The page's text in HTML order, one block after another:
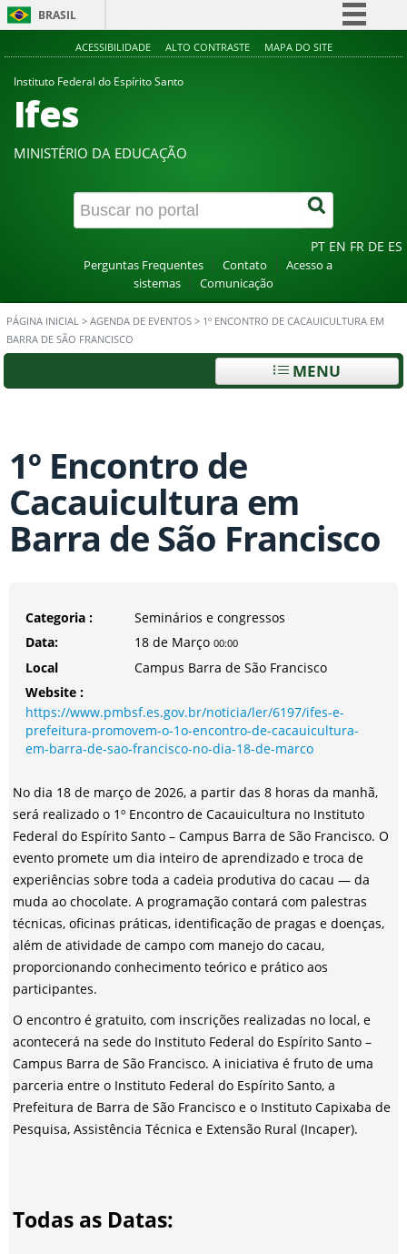
BRASIL
Simplifique!
Canais
ACESSIBILIDADE ALTO CONTRASTE MAPA DO SITE
Instituto Federal do Espírito Santo
Ifes
MINISTÉRIO DA EDUCAÇÃO
PT EN FR DE ES
Perguntas Frequentes Contato
Acesso a
sistemas
Comunicação
PÁGINA INICIAL > AGENDA DE EVENTOS > 1º ENCONTRO DE CACAUICULTURA EM
BARRA DE SÃO FRANCISCO
MENU
1º Encontro de
Cacauicultura em
Barra de São Francisco
Categoria :
Seminários e congressos
Data:
18 de Março 00:00
Local
Campus Barra de São Francisco
Website :
https://www.pmbsf.es.gov.br/noticia/ler/6197/ifes-e-
prefeitura-promovem-o-1o-encontro-de-cacauicultura-
em-barra-de-sao-francisco-no-dia-18-de-marco
No dia 18 de março de 2026, a partir das 8 horas da manhã,
será realizado o 1º Encontro de Cacauicultura no Instituto
Federal do Espírito Santo – Campus Barra de São Francisco. O
evento promete um dia inteiro de aprendizado e troca de
experiências sobre toda a cadeia produtiva do cacau — da
muda ao chocolate. A programação contará com palestras
técnicas, oficinas práticas, identificação de pragas e doenças,
além de atividade de campo com manejo do cacau,
proporcionando conhecimento teórico e prático aos
participantes.
O encontro é gratuito, com inscrições realizadas no local, e
acontecerá na sede do Instituto Federal do Espírito Santo –
Campus Barra de São Francisco. A iniciativa é fruto de uma
parceria entre o Instituto Federal do Espírito Santo, a
Prefeitura de Barra de São Francisco e o Instituto Capixaba de
Pesquisa, Assistência Técnica e Extensão Rural (Incaper).
Todas as Datas: